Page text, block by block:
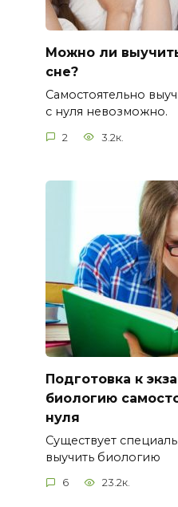
Можно ли
сне?
Самостоятельно
с нуля невозможно.
2 3.2к.
Подготовка к
биологию
нуля
Существует
выучить биологию
6 23.2к.